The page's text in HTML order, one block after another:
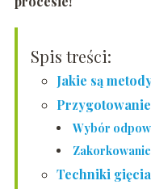
Spis treści:
Jakie są
Wybór
Techniki